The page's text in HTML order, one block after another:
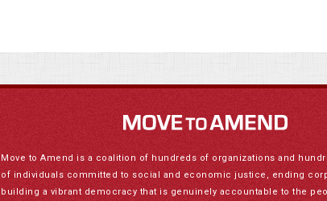
Move to Amend is a coalition of hundreds of organizations and
of individuals committed to social and economic justice, ending
building a vibrant democracy that is genuinely accountable to the